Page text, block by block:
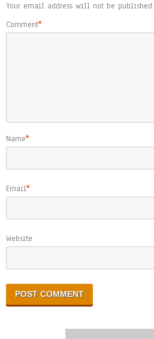
Your email address will not be published.
Comment*
Name*
Email*
Website